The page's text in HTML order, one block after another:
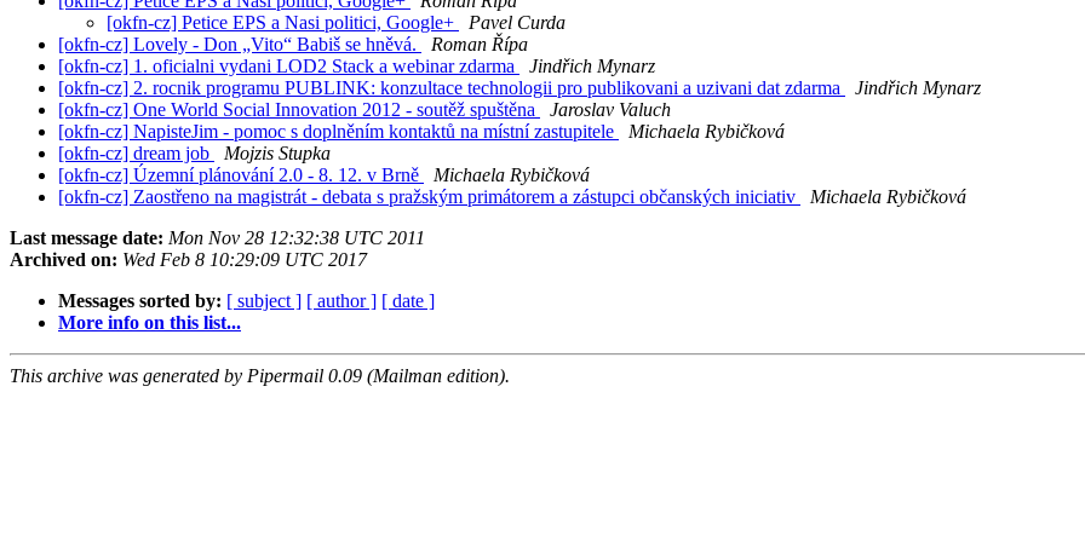
[okfn-cz] Petice EPS a Nasi politici, Google+
Pavel Curda
[okfn-cz] Lovely - Don „Vito“ Babiš se hněvá.
Roman Řípa
[okfn-cz] 1. oficialni vydani LOD2 Stack a webinar zdarma
Jindřich Mynarz
[okfn-cz] 2. rocnik programu PUBLINK: konzultace technologii pro publikovani a uzivani dat zdarma
Jindřich Mynarz
[okfn-cz] One World Social Innovation 2012 - soutěž spuštěna
Jaroslav Valuch
[okfn-cz] NapisteJim - pomoc s doplněním kontaktů na místní zastupitele
Michaela Rybičková
[okfn-cz] dream job
Mojzis Stupka
[okfn-cz] Územní plánování 2.0 - 8. 12. v Brně
Michaela Rybičková
[okfn-cz] Zaostřeno na magistrát - debata s pražským primátorem a zástupci občanských iniciativ
Michaela Rybičková
Last message date: Mon Nov 28 12:32:38 UTC 2011
Archived on: Wed Feb 8 10:29:09 UTC 2017
Messages sorted by: [ subject ] [ author ] [ date ]
More info on this list...
This archive was generated by Pipermail 0.09 (Mailman edition).